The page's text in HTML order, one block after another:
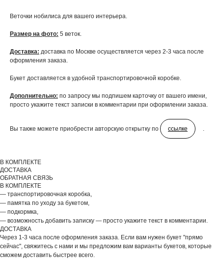
Веточки нобилиса для вашего интерьера.
Размер на фото: 5 веток.
Доставка: доставка по Москве осуществляется через 2-3 часа после
оформления заказа.
Букет доставляется в удобной транспортировочной коробке.
Дополнительно: по запросу мы подпишем карточку от вашего имени,
просто укажите текст записки в комментарии при оформлении заказа.
Вы также можете приобрести авторскую открытку по ссылке
В КОМПЛЕКТЕ
ДОСТАВКА
ОБРАТНАЯ СВЯЗЬ
В КОМПЛЕКТЕ
— транспортировочная коробка,
— памятка по уходу за букетом,
— подкормка,
— возможность добавить записку — просто укажите текст в комментарии.
ДОСТАВКА
Через 1-3 часа после оформления заказа. Если вам нужен букет "прямо
сейчас", свяжитесь с нами и мы предложим вам варианты букетов, которые
сможем доставить быстрее всего.
ДОБАВЬТЕ ПОДАРОК